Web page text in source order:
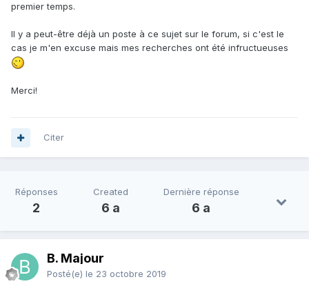
premier temps.
Il y a peut-être déjà un poste à ce sujet sur le forum, si c'est le
cas je m'en excuse mais mes recherches ont été infructueuses
Merci!
Citer
Réponses
2
Created
6 a
Dernière réponse
6 a
B. Majour
Posté(e) le 23 octobre 2019